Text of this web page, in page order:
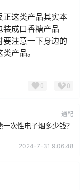
正这类产品其实本
装成口香糖产品
要注意一下身边的
产品。
0 0
通配
一次性电子烟多少钱？
2024-7-31 9:06:48